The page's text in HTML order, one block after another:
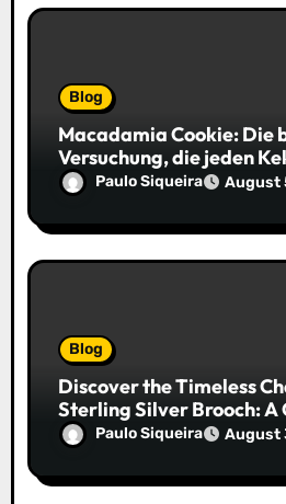
Blog
Macadamia Cookie: Die
Versuchung, die jeden
verführtPaulo Siqueira August
Blog
Discover the Timeless
Sterling Silver Brooch: A
Companion
Paulo Siqueira August